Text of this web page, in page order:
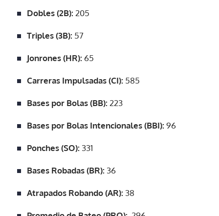
Dobles (2B): 205
Triples (3B): 57
Jonrones (HR): 65
Carreras Impulsadas (CI): 585
Bases por Bolas (BB): 223
Bases por Bolas Intencionales (BBI): 96
Ponches (SO): 331
Bases Robadas (BR): 36
Atrapados Robando (AR): 38